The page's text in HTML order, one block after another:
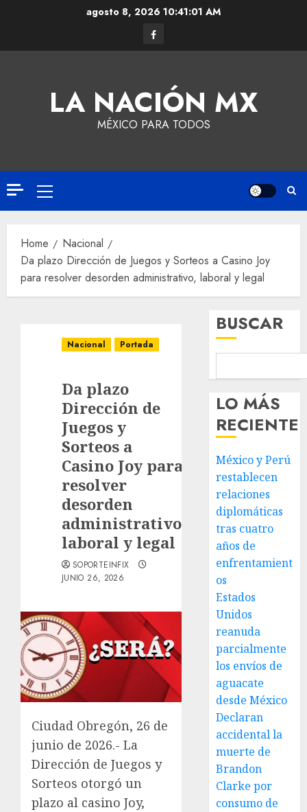
agosto 8, 2026 10:41:02 AM
LA NACIÓN MX
MÉXICO PARA TODOS
Home
Nacional
Da plazo Dirección de Juegos y Sorteos a Casino Joy
para resolver desorden administrativo, laboral y legal
Nacional Portada
Da plazo
Dirección de
Juegos y
Sorteos a
Casino Joy para
resolver
desorden
administrativo,
laboral y legal
SOPORTEINFIX
JUNIO 26, 2026
Ciudad Obregón, 26 de
junio de 2026.- La
Dirección de Juegos y
Sorteos otorgó un
plazo al casino Joy,
BUSCAR
LO MÁS
RECIENTE
México y Perú
restablecen
relaciones
diplomáticas
tras cuatro
años de
enfrentamient
os
Estados
Unidos
reanuda
parcialmente
los envíos de
aguacate
desde México
Declaran
accidental la
muerte de
Brandon
Clarke por
consumo de